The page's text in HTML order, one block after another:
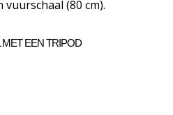
(80 cm).
EEN TRIPOD